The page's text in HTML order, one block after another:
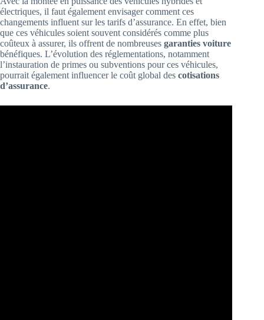
électriques, il faut également envisager comment ces
changements influent sur les tarifs d’assurance. En effet, bien
que ces véhicules soient souvent considérés comme plus
coûteux à assurer, ils offrent de nombreuses garanties voiture
bénéfiques. L’évolution des réglementations, notamment
l’instauration de primes ou subventions pour ces véhicules,
pourrait également influencer le coût global des cotisations
d’assurance.